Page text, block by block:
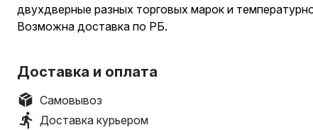
двухдверные разных торговых марок и
Возможна доставка по РБ.
Доставка и оплата
Самовывоз
Доставка курьером